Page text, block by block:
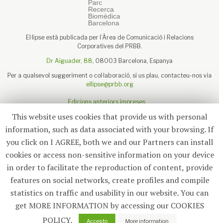
El·lipse està publicada per l’Àrea de Comunicació i Relacions
Corporatives del PRBB.
Dr Aiguader, 88, 08003 Barcelona, Espanya
Per a qualsevol suggeriment o col·laboració, si us plau, contacteu-nos via
ellipse@prbb.org
Edicions anteriors impreses
Sobre el PRBB
Subscriu-te
© 2026 El·lipse
This website uses cookies that provide us with personal
information, such as data associated with your browsing. If
you click on I AGREE, both we and our Partners can install
cookies or access non-sensitive information on your device
in order to facilitate the reproduction of content, provide
features on social networks, create profiles and compile
statistics on traffic and usability in our website. You can
get MORE INFORMATION by accessing our COOKIES
POLICY.
Accepto More information